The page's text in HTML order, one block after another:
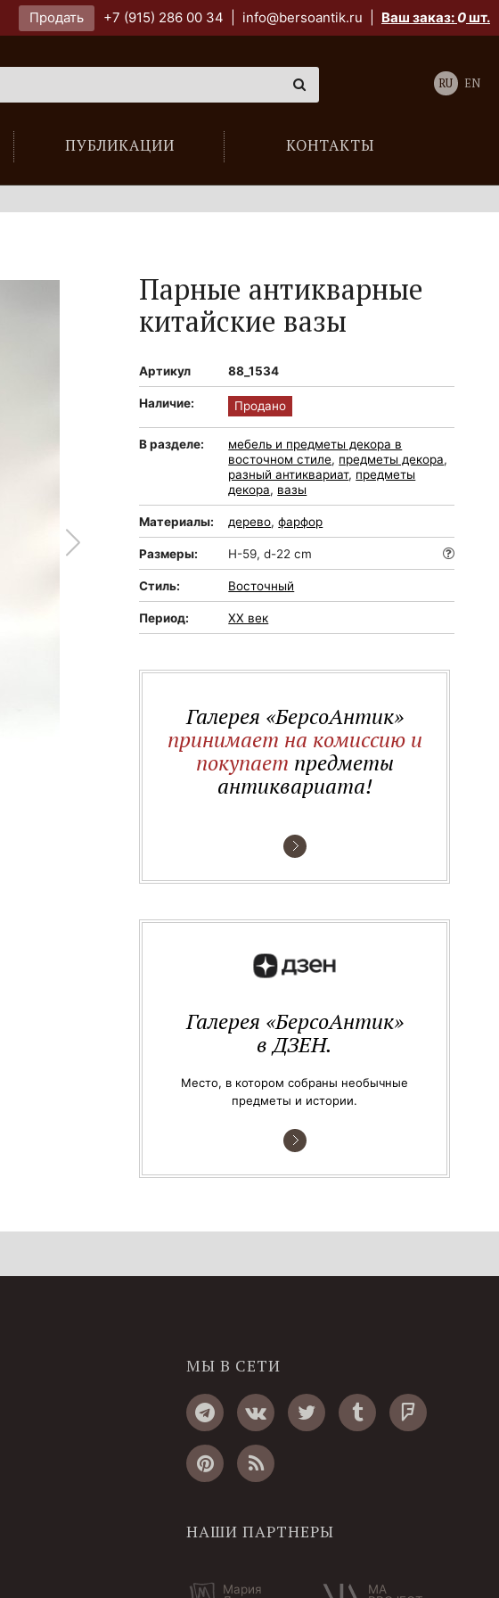
Продать +7 (915) 286 00 34 info@bersoantik.ru Ваш заказ:0шт.
ПУБЛИКАЦИИ КОНТАКТЫ
RU EN
Парные антикварные
китайские вазы
Артикул 88_1534
Наличие: Продано
В разделе:
мебель и предметы декора в
восточном стиле, предметы декора,
разный антиквариат, предметы
декора, вазы
Материалы: дерево,фарфор
Размеры: H-59, d-22 cm
Стиль: Восточный
Период: XX век
Галерея «БерсоАнтик»
принимает на комиссию и
покупает предметы
антиквариата!
Галерея «БерсоАнтик»
в ДЗЕН.
Место, в котором собраны необычные
предметы и истории.
МЫ В СЕТИ
НАШИ ПАРТНЕРЫ
Мария
MA